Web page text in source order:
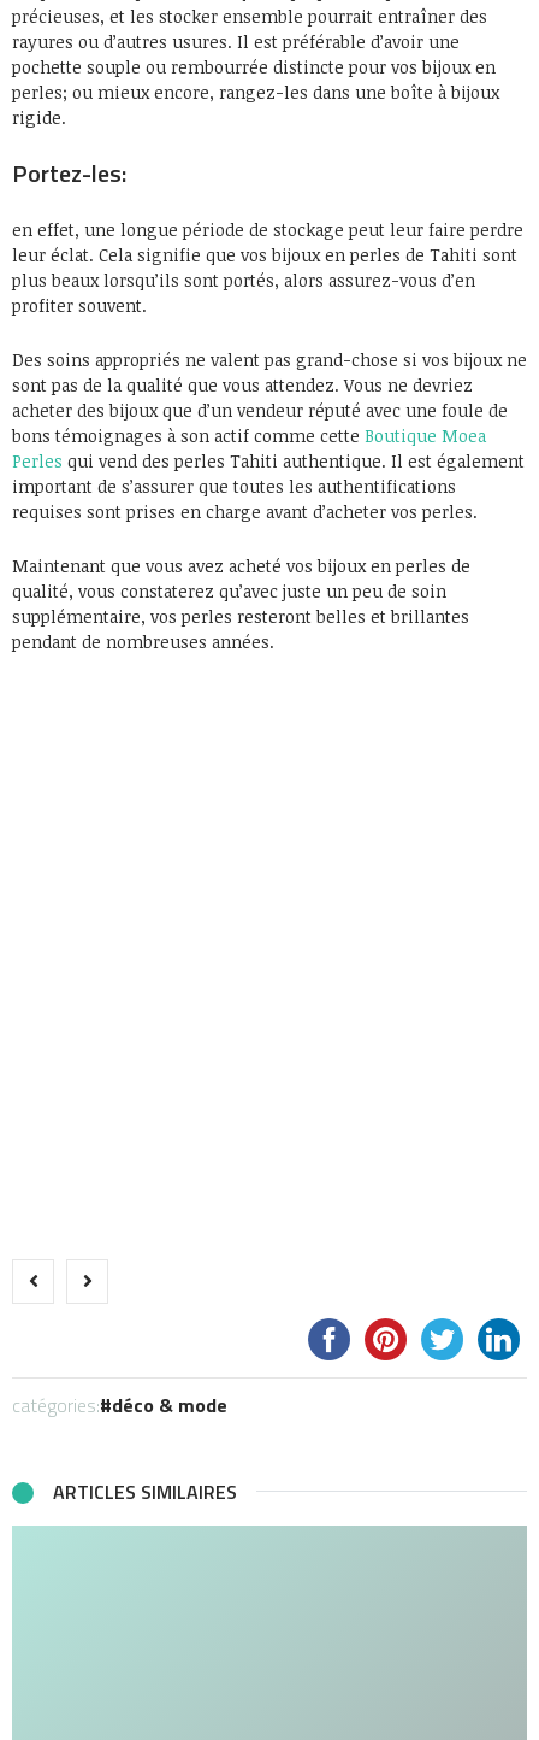
précieuses, et les stocker ensemble pourrait entraîner des
rayures ou d’autres usures. Il est préférable d’avoir une
pochette souple ou rembourrée distincte pour vos bijoux en
perles; ou mieux encore, rangez-les dans une boîte à bijoux
rigide.
Portez-les:
en effet, une longue période de stockage peut leur faire perdre
leur éclat. Cela signifie que vos bijoux en perles de Tahiti sont
plus beaux lorsqu’ils sont portés, alors assurez-vous d’en
profiter souvent.
Des soins appropriés ne valent pas grand-chose si vos bijoux ne
sont pas de la qualité que vous attendez. Vous ne devriez
acheter des bijoux que d’un vendeur réputé avec une foule de
bons témoignages à son actif comme cette Boutique Moea
Perles qui vend des perles Tahiti authentique. Il est également
important de s’assurer que toutes les authentifications
requises sont prises en charge avant d’acheter vos perles.
Maintenant que vous avez acheté vos bijoux en perles de
qualité, vous constaterez qu’avec juste un peu de soin
supplémentaire, vos perles resteront belles et brillantes
pendant de nombreuses années.
catégories: déco & mode
ARTICLES SIMILAIRES